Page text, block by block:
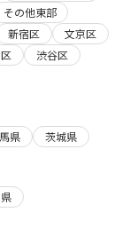
その他東部
新宿区
文京区
渋谷区
県
茨城県